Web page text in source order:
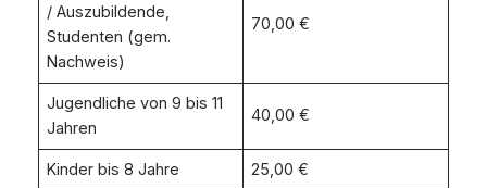
/ Auszubildende,
Studenten (gem.
Nachweis)
70,00 €
Jugendliche von 9 bis 11
Jahren
40,00 €
Kinder bis 8 Jahre 25,00 €